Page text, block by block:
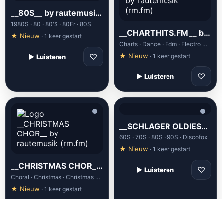
__80S__ by rautemusik (rm.fm)
1980S · 80 · 80'S · 80Er · 80S
★ Nieuw · 1 keer gestart
▶ Luisteren ♡
__CHARTHITS.FM__ by rautemusik (rm.fm)
Charts · Dance · Edm · Electro House · Electronic
★ Nieuw · 1 keer gestart
▶ Luisteren ♡
__CHRISTMAS CHOR__ by rautemusik (rm.fm)
Choral · Christmas · Christmas Music · Church · Church Of Christ
★ Nieuw · 1 keer gestart
__SCHLAGER OLDIES__ by rautemusik (rm.fm)
60S · 70S · 80S · 90S · Discofox
★ Nieuw · 1 keer gestart
▶ Luisteren ♡